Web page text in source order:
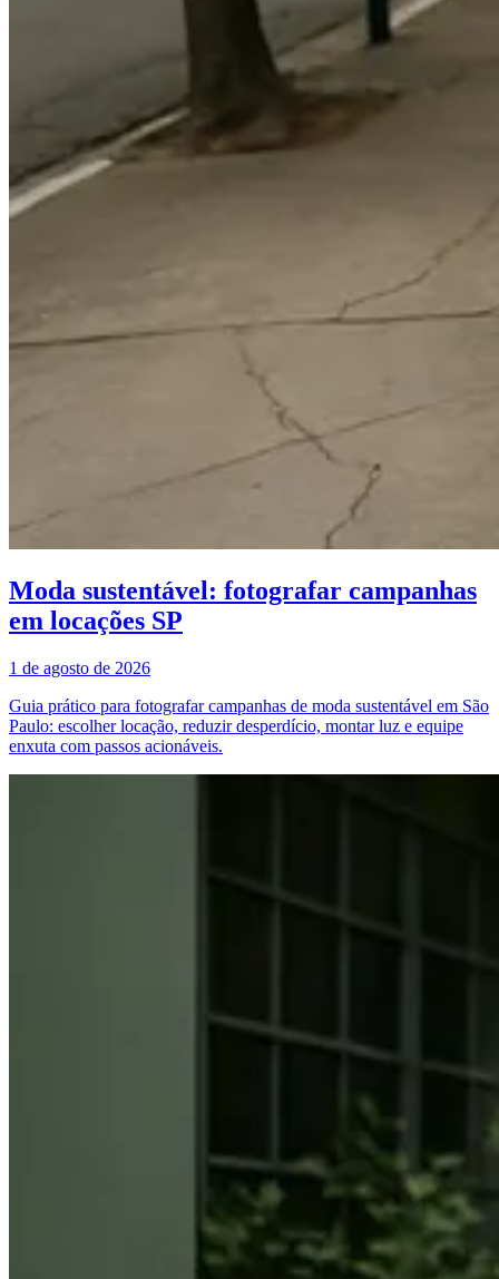
Moda sustentável: fotografar campanhas
em locações SP
1 de agosto de 2026
Guia prático para fotografar campanhas de moda sustentável em São
Paulo: escolher locação, reduzir desperdício, montar luz e equipe
enxuta com passos acionáveis.